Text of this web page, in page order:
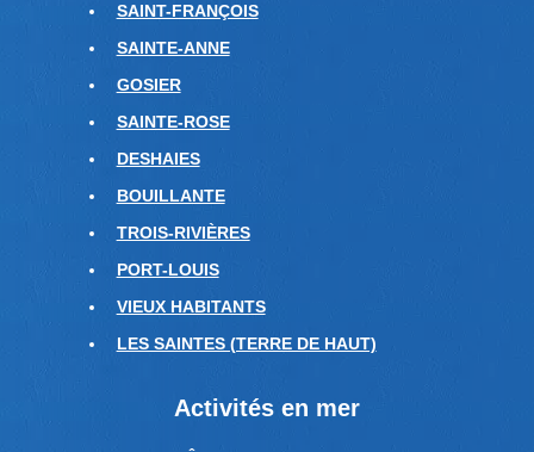
SAINT-FRANÇOIS
SAINTE-ANNE
GOSIER
SAINTE-ROSE
DESHAIES
BOUILLANTE
TROIS-RIVIÈRES
PORT-LOUIS
VIEUX HABITANTS
LES SAINTES (TERRE DE HAUT)
Activités en mer